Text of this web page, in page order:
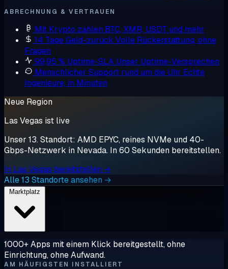
ABRECHNUNG & VERTRAUEN
Mit Krypto zahlen BTC, XMR, USDT und mehr
14 Tage Geld-zurück Volle Rückerstattung, ohne
Fragen
99,95 % Uptime-SLA Unser Uptime-Versprechen
Menschlicher Support rund um die Uhr Echte
Ingenieure, in Minuten
Neue Region
Las Vegas ist live
Unser 13. Standort: AMD EPYC, reines NVMe und 40-
Gbps-Netzwerk in Nevada. In 60 Sekunden bereitstellen.
In Las Vegas bereitstellen →
Alle 13 Standorte ansehen →
1000+ Apps mit einem Klick bereitgestellt, ohne
Einrichtung, ohne Aufwand.
AM HÄUFIGSTEN INSTALLIERT